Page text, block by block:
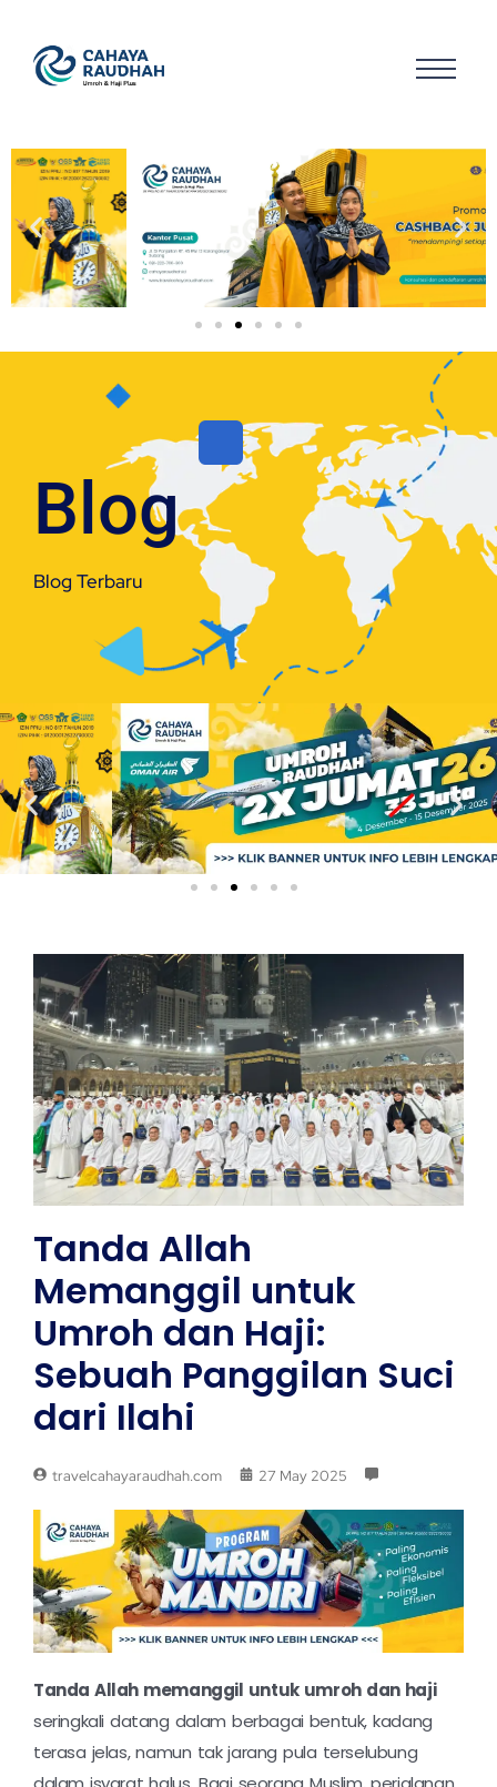
Blog
Blog Terbaru
Tanda Allah
Memanggil untuk
Umroh dan Haji:
Sebuah Panggilan Suci
dari Ilahi
travelcahayaraudhah.com 27 May 2025
Tanda Allah memanggil untuk umroh dan haji
seringkali datang dalam berbagai bentuk, kadang
terasa jelas, namun tak jarang pula terselubung